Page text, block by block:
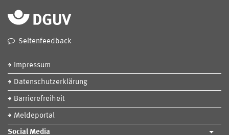
Seitenfeedback
Impressum
Datenschutzerklärung
Barrierefreiheit
Meldeportal
Social Media